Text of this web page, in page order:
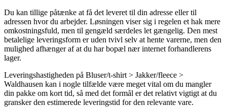
Du kan tillige påtænke at få det leveret til din adresse eller til
adressen hvor du arbejder. Løsningen viser sig i regelen et hak mere
omkostningsfuld, men til gengæld særdeles let gængelig. Den mest
betalelige leveringsform er uden tvivl selv at hente varerne, men den
mulighed afhænger af at du har bopæl nær internet forhandlerens
lager.
Leveringshastigheden på Bluser/t-shirt > Jakker/fleece >
Waldhausen kan i nogle tilfælde være meget vital om du mangler
din pakke om kort tid, så med det formål er det relativt vigtigt at du
gransker den estimerede leveringstid for den relevante vare.